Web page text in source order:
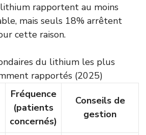
rapportent au moins
mais seuls 18% arrêtent
cette raison.
du lithium les plus
rapportés (2025)
Fréquence
(patients
concernés)
Conseils de
gestion